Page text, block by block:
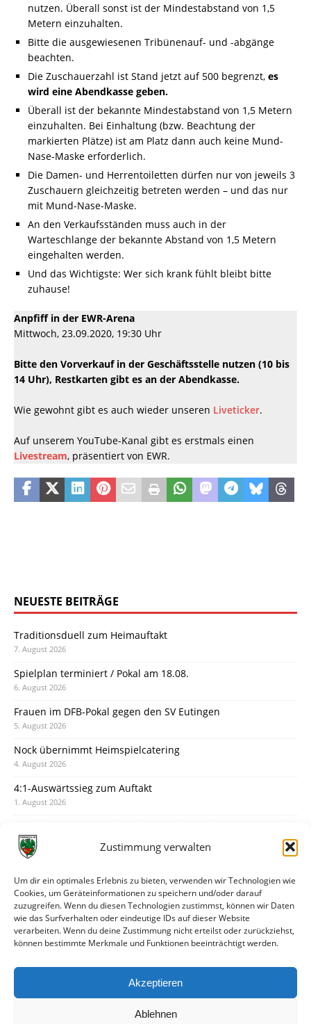
Zustimmung verwalten
Um dir ein optimales Erlebnis zu bieten, verwenden wir Technologien wie
Cookies, um Geräteinformationen zu speichern und/oder darauf
zuzugreifen. Wenn du diesen Technologien zustimmst, können wir Daten
wie das Surfverhalten oder eindeutige IDs auf dieser Website
verarbeiten. Wenn du deine Zustimmung nicht erteilst oder zurückziehst,
können bestimmte Merkmale und Funktionen beeinträchtigt werden.
Akzeptieren
Ablehnen
nutzen. Überall sonst ist der Mindestabstand von 1,5
Metern einzuhalten.
Bitte die ausgewiesenen Tribünenauf- und -abgänge
beachten.
Die Zuschauerzahl ist Stand jetzt auf 500 begrenzt, es
wird eine Abendkasse geben.
Überall ist der bekannte Mindestabstand von 1,5 Metern
einzuhalten. Bei Einhaltung (bzw. Beachtung der
markierten Plätze) ist am Platz dann auch keine Mund-
Nase-Maske erforderlich.
Die Damen- und Herrentoiletten dürfen nur von jeweils 3
Zuschauern gleichzeitig betreten werden – und das nur
mit Mund-Nase-Maske.
An den Verkaufsständen muss auch in der
Warteschlange der bekannte Abstand von 1,5 Metern
eingehalten werden.
Und das Wichtigste: Wer sich krank fühlt bleibt bitte
zuhause!
Anpfiff in der EWR-Arena
Mittwoch, 23.09.2020, 19:30 Uhr
Bitte den Vorverkauf in der Geschäftsstelle nutzen (10 bis
14 Uhr), Restkarten gibt es an der Abendkasse.
Wie gewohnt gibt es auch wieder unseren Liveticker.
Auf unserem YouTube-Kanal gibt es erstmals einen
Livestream, präsentiert von EWR.
NEUESTE BEITRÄGE
Traditionsduell zum Heimauftakt
7. August 2026
Spielplan terminiert / Pokal am 18.08.
6. August 2026
Frauen im DFB-Pokal gegen den SV Eutingen
5. August 2026
Nock übernimmt Heimspielcatering
4. August 2026
4:1-Auswärtssieg zum Auftakt
1. August 2026
31. Juli 2026
30. Juli 2026
Deine Spielminute: 89+1
28. Juli 2026
Neuer Rückensponsor
Neue Podcast-Folge: So tickt Björn!
27. Juli 2026